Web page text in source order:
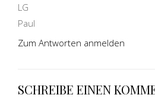
LG
Paul
Zum Antworten anmelden
SCHREIBE EINEN